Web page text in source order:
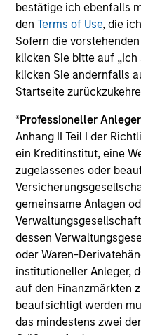
bestätige ich ebenfalls
denTerms of Use, die
Sofern die
klicken Sie bitte auf
klicken Sie andernfalls
Startseite
*Professioneller Anleger
Anhang II Teil I der
ein Kreditinstitut, eine
zugelassenes oder
gemeinsame Anlagen
dessen
oder Waren-
institutioneller Anleger,
auf den Finanzmärkten
beaufsichtigt werden
das mindestens zwei
Will
Executive
Sadik
David
Executive
David
Vice
Investment